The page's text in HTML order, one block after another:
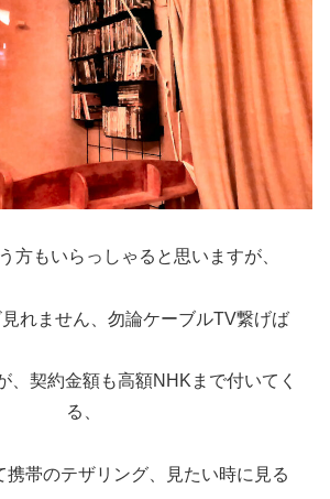
方もいらっしゃると思いますが、
れません、勿論ケーブルTV繋げば
、契約金額も高額NHKまで付いてく
る、
携帯のテザリング、見たい時に見る